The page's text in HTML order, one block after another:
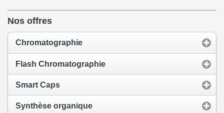
Nos offres
Chromatographie
Flash Chromatographie
Smart Caps
Synthèse organique